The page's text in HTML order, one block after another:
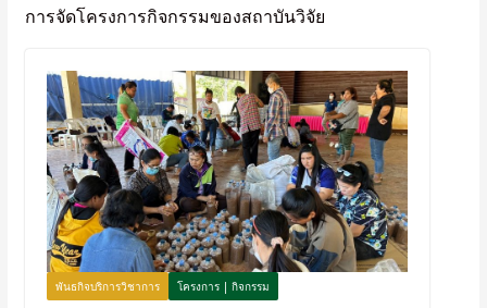
การจัดโครงการกิจกรรมของสถาบันวิจัย
พันธกิจบริการวิชาการ โครงการ | กิจกรรม